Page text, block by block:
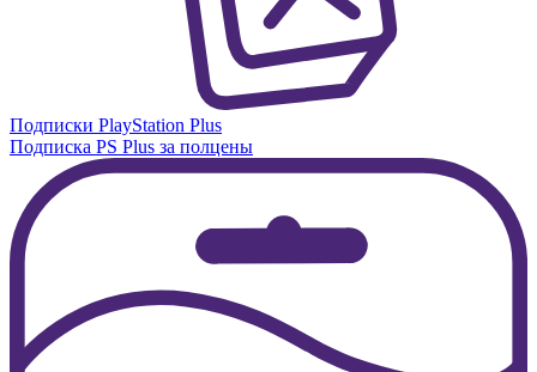
Подписки PlayStation Plus
Подписка PS Plus за полцены